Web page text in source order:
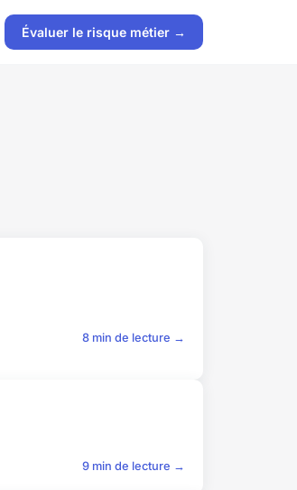
Évaluer le risque métier →
8 min de lecture →
9 min de lecture →